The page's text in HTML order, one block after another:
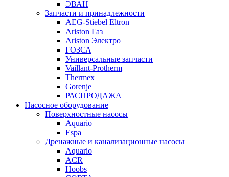
ЭВАН
Запчасти и принадлежности
AEG-Stiebel Eltron
Ariston Газ
Ariston Электро
ГОЗСА
Универсальные запчасти
Vaillant-Protherm
Thermex
Gorenje
РАСПРОДАЖА
Насосное оборудование
Поверхностные насосы
Aquario
Espa
Дренажные и канализационные насосы
Aquario
ACR
Hoobs